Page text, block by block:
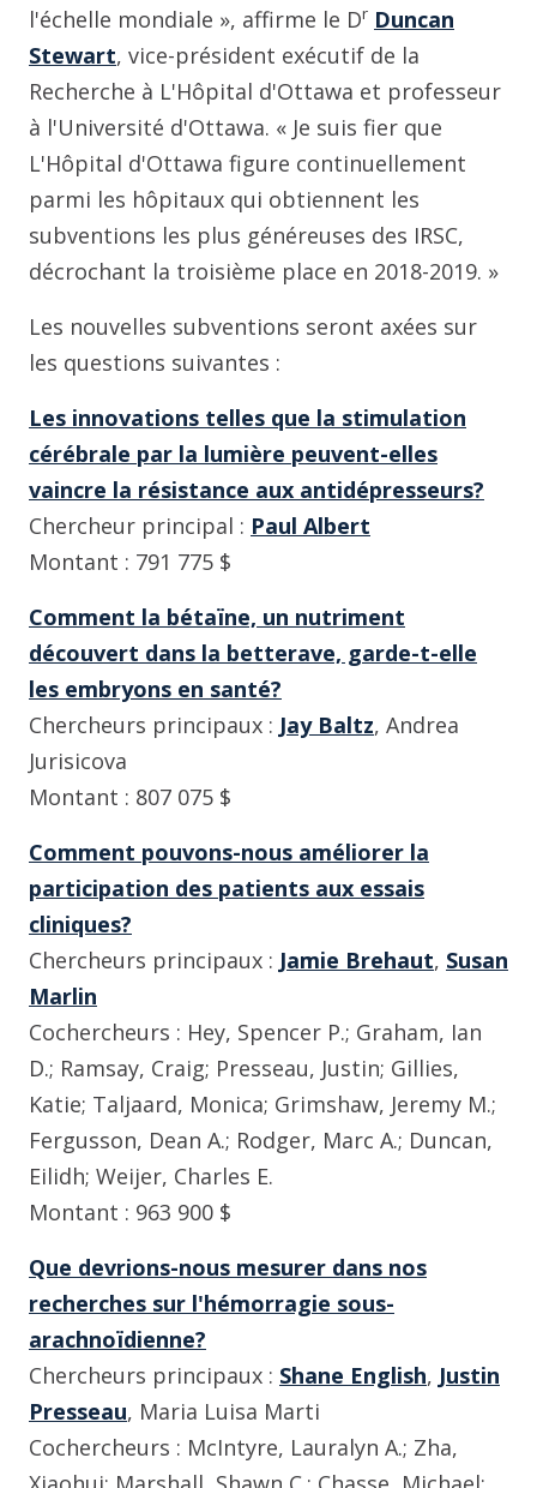
l'échelle mondiale », affirme le Dr Duncan
Stewart, vice-président exécutif de la
Recherche à L'Hôpital d'Ottawa et professeur
à l'Université d'Ottawa. « Je suis fier que
L'Hôpital d'Ottawa figure continuellement
parmi les hôpitaux qui obtiennent les
subventions les plus généreuses des IRSC,
décrochant la troisième place en 2018-2019. »
Les nouvelles subventions seront axées sur
les questions suivantes :
Les innovations telles que la stimulation
cérébrale par la lumière peuvent-elles
vaincre la résistance aux antidépresseurs?
Chercheur principal : Paul Albert
Montant : 791 775 $
Comment la bétaïne, un nutriment
découvert dans la betterave, garde-t-elle
les embryons en santé?
Chercheurs principaux : Jay Baltz, Andrea
Jurisicova
Montant : 807 075 $
Comment pouvons-nous améliorer la
participation des patients aux essais
cliniques?
Chercheurs principaux : Jamie Brehaut, Susan
Marlin
Cochercheurs : Hey, Spencer P.; Graham, Ian
D.; Ramsay, Craig; Presseau, Justin; Gillies,
Katie; Taljaard, Monica; Grimshaw, Jeremy M.;
Fergusson, Dean A.; Rodger, Marc A.; Duncan,
Eilidh; Weijer, Charles E.
Montant : 963 900 $
Que devrions-nous mesurer dans nos
recherches sur l'hémorragie sous-
arachnoïdienne?
Chercheurs principaux : Shane English, Justin
Presseau, Maria Luisa Marti
Cochercheurs : McIntyre, Lauralyn A.; Zha,